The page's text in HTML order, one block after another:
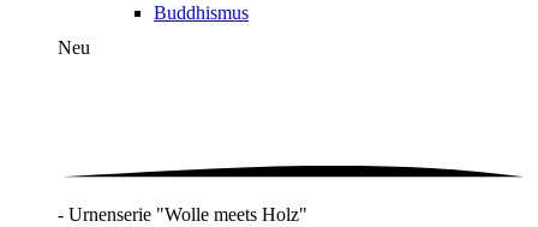
Buddhismus
Neu
- Urnenserie "Wolle meets Holz"